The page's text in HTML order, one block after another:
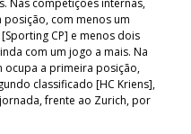
Nas competições internas,
com menos um
CP] e menos dois
com um jogo a mais. Na
ocupa a primeira posição,
classificado [HC Kriens],
frente ao Zurich, por